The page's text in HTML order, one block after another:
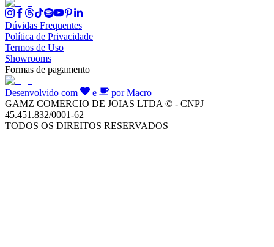
Dúvidas Frequentes
Política de Privacidade
Termos de Uso
Showrooms
Formas de pagamento
Desenvolvido com e
por Macro
GAMZ COMERCIO DE JOIAS LTDA © - CNPJ
45.451.832/0001-62
TODOS OS DIREITOS RESERVADOS